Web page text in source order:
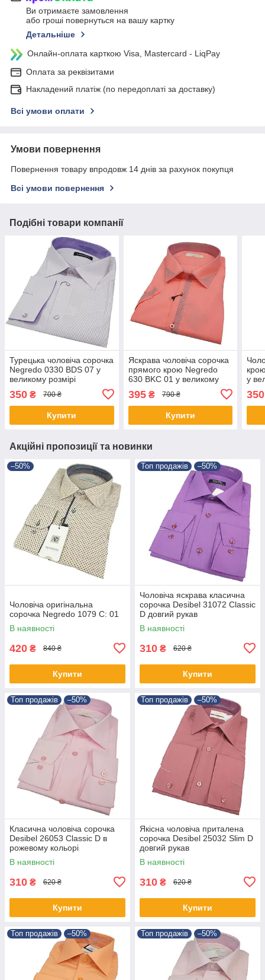
Ви отримаєте замовлення
або гроші повернуться на вашу картку
Детальніше
Онлайн-оплата карткою Visa, Mastercard - LiqPay
Оплата за реквізитами
Накладений платіж (по передоплаті за доставку)
Всі умови оплати
Умови повернення
Повернення товару впродовж 14 днів за рахунок покупця
Всі умови повернення
Подібні товари компанії
Турецька чоловіча сорочка
Negredo 0330 BDS 07 у
великому розмірі
350 ₴ 700 ₴
Купити
Яскрава чоловіча сорочка
прямого крою Negredo
630 BKC 01 у великому
395₴ 790 ₴
Купити
у
350
Акційні пропозиції та новинки
–50%
Чоловіча оригінальна
сорочка Negredo 1079 C: 01
В наявності
420 ₴ 840 ₴
Купити
Топ продажів –50%
Чоловіча яскрава класична
сорочка Desibel 31072 Classic
D довгий рукав
В наявності
310 ₴ 620 ₴
Купити
Топ продажів –50%
Класична чоловіча сорочка
Desibel 26053 Classic D в
рожевому кольорі
В наявності
310 ₴ 620 ₴
Купити
Топ продажів –50%
Якісна чоловіча приталена
сорочка Desibel 25032 Slim D
довгий рукав
В наявності
310 ₴ 620 ₴
Купити
Топ продажів –50% Топ продажів –50%